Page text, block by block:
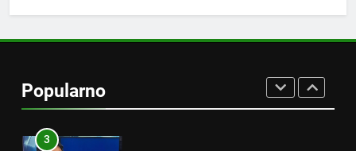
Popularno
Kako rashladiti prostoriju bez
klime i velikih računa za struju!
3